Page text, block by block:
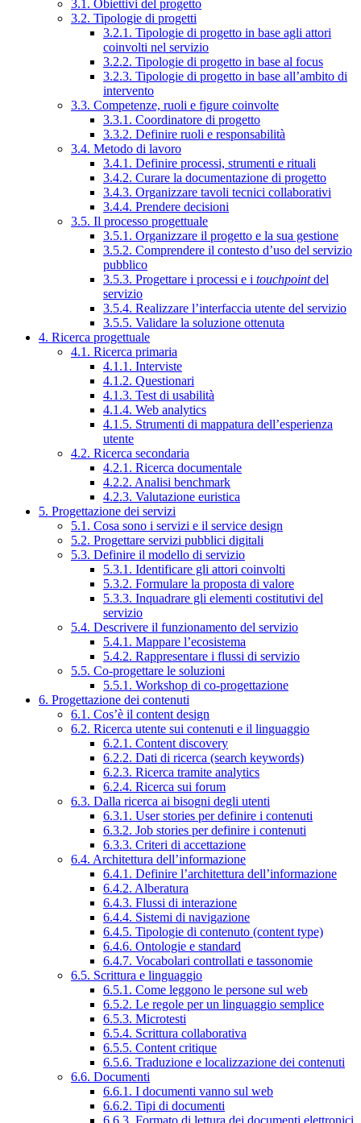
3.1. Obiettivi del progetto
3.2. Tipologie di progetti
3.2.1. Tipologie di progetto in base agli attori
coinvolti nel servizio
3.2.2. Tipologie di progetto in base al focus
3.2.3. Tipologie di progetto in base all’ambito di
intervento
3.3. Competenze, ruoli e figure coinvolte
3.3.1. Coordinatore di progetto
3.3.2. Definire ruoli e responsabilità
3.4. Metodo di lavoro
3.4.1. Definire processi, strumenti e rituali
3.4.2. Curare la documentazione di progetto
3.4.3. Organizzare tavoli tecnici collaborativi
3.4.4. Prendere decisioni
3.5. Il processo progettuale
3.5.1. Organizzare il progetto e la sua gestione
3.5.2. Comprendere il contesto d’uso del servizio
pubblico
3.5.3. Progettare i processi e i touchpointdel
servizio
3.5.4. Realizzare l’interfaccia utente del servizio
3.5.5. Validare la soluzione ottenuta
4. Ricerca progettuale
4.1. Ricerca primaria
4.1.1. Interviste
4.1.2. Questionari
4.1.3. Test di usabilità
4.1.4. Web analytics
4.1.5. Strumenti di mappatura dell’esperienza
utente
4.2. Ricerca secondaria
4.2.1. Ricerca documentale
4.2.2. Analisi benchmark
4.2.3. Valutazione euristica
5. Progettazione dei servizi
5.1. Cosa sono i servizi e il service design
5.2. Progettare servizi pubblici digitali
5.3. Definire il modello di servizio
5.3.1. Identificare gli attori coinvolti
5.3.2. Formulare la proposta di valore
5.3.3. Inquadrare gli elementi costitutivi del
servizio
5.4. Descrivere il funzionamento del servizio
5.4.1. Mappare l’ecosistema
5.4.2. Rappresentare i flussi di servizio
5.5. Co-progettare le soluzioni
5.5.1. Workshop di co-progettazione
6. Progettazione dei contenuti
6.1. Cos’è il content design
6.2. Ricerca utente sui contenuti e il linguaggio
6.2.1. Content discovery
6.2.2. Dati di ricerca (search keywords)
6.2.3. Ricerca tramite analytics
6.2.4. Ricerca sui forum
6.3. Dalla ricerca ai bisogni degli utenti
6.3.1. User stories per definire i contenuti
6.3.2. Job stories per definire i contenuti
6.3.3. Criteri di accettazione
6.4. Architettura dell’informazione
6.4.1. Definire l’architettura dell’informazione
6.4.2. Alberatura
6.4.3. Flussi di interazione
6.4.4. Sistemi di navigazione
6.4.5. Tipologie di contenuto (content type)
6.4.6. Ontologie e standard
6.4.7. Vocabolari controllati e tassonomie
6.5. Scrittura e linguaggio
6.5.1. Come leggono le persone sul web
6.5.2. Le regole per un linguaggio semplice
6.5.3. Microtesti
6.5.4. Scrittura collaborativa
6.5.5. Content critique
6.5.6. Traduzione e localizzazione dei contenuti
6.6. Documenti
6.6.1. I documenti vanno sul web
6.6.2. Tipi di documenti
6.6.3. Formato di lettura dei documenti elettronici